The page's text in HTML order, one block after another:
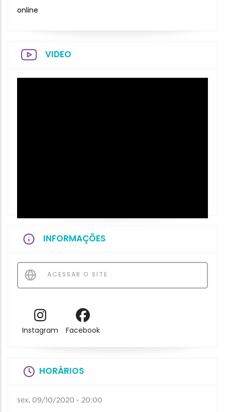
online
VIDEO
INFORMAÇÕES
ACESSAR O SITE
Instagram Facebook
HORÁRIOS
sex, 09/10/2020 - 20:00